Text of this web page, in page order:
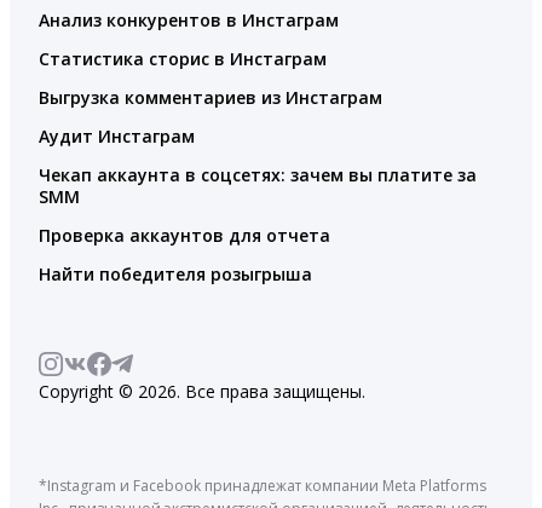
Анализ конкурентов в Инстаграм
Статистика сторис в Инстаграм
Выгрузка комментариев из Инстаграм
Аудит Инстаграм
Чекап аккаунта в соцсетях: зачем вы платите за
SMM
Проверка аккаунтов для отчета
Найти победителя розыгрыша
Copyright © 2026. Все права защищены.
*Instagram и Facebook принадлежат компании Meta Platforms